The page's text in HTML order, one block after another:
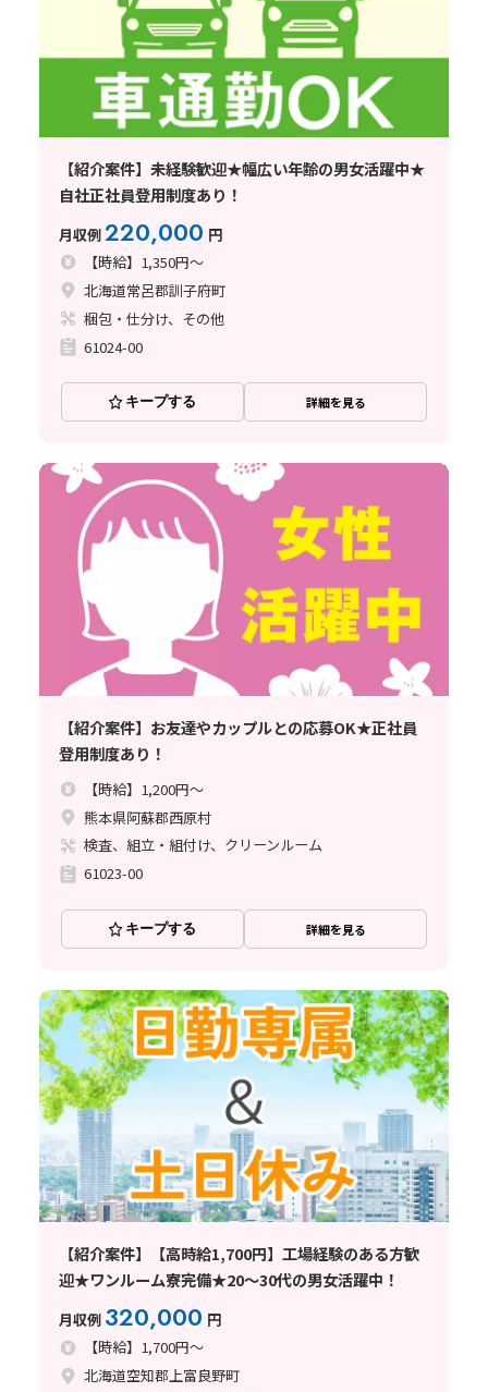
【紹介案件】未経験歓迎★幅広い年齢の男女活躍中★
自社正社員登用制度あり！
月収例220,000 円
【時給】1,350円～
北海道常呂郡訓子府町
梱包・仕分け、その他
61024-00
キープする 詳細を見る
【紹介案件】お友達やカップルとの応募OK★正社員
登用制度あり！
【時給】1,200円～
熊本県阿蘇郡西原村
検査、組立・組付け、クリーンルーム
61023-00
キープする 詳細を見る
【紹介案件】【高時給1,700円】工場経験のある方歓
迎★ワンルーム寮完備★20～30代の男女活躍中！
月収例 320,000 円
【時給】1,700円～
北海道空知郡上富良野町